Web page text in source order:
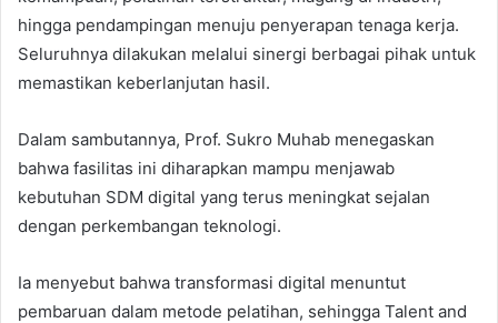
hingga pendampingan menuju penyerapan tenaga kerja.
Seluruhnya dilakukan melalui sinergi berbagai pihak untuk
memastikan keberlanjutan hasil.
Dalam sambutannya, Prof. Sukro Muhab menegaskan
bahwa fasilitas ini diharapkan mampu menjawab
kebutuhan SDM digital yang terus meningkat sejalan
dengan perkembangan teknologi.
Ia menyebut bahwa transformasi digital menuntut
pembaruan dalam metode pelatihan, sehingga Talent and